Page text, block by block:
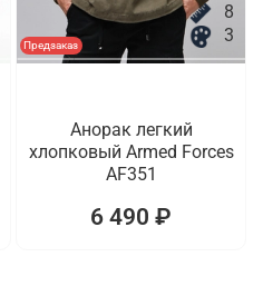
Предзаказ
8
3
Анорак легкий
хлопковый Armed Forces
AF351
6 490 ₽